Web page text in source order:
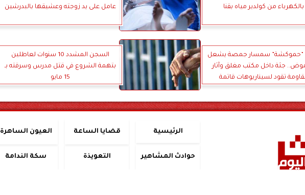
بالكهرباء من كولدير مياه بقنا
عامل على يد زوجته وعشيقها بالبدرشين
”حموكشة” سمسار جمصة يشعل
جثة داخل مكتب مغلق وآثار
تقود لسيناريوهات قاتمة
السجن المشدد 10 سنوات لعاطلين
بتهمة الشروع في قتل مدرس وسرقته بـ
15 مايو
الرئيسية قضايا الساعة العيون الساهرة
حوادث المشاهير التعويذة سكة الندامة